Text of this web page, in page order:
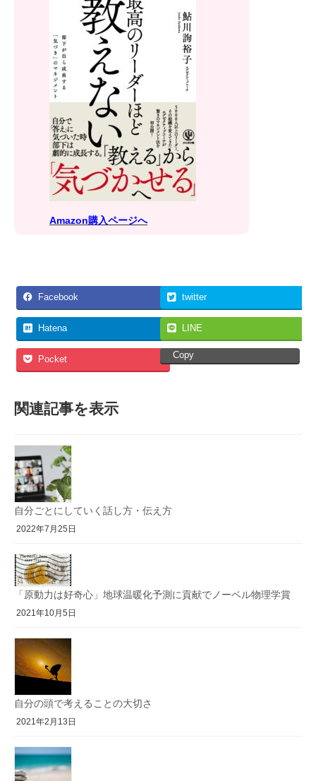
Amazon購入ページへ
Facebook twitter
Hatena LINE
Pocket Copy
関連記事を表示
自分ごとにしていく話し方・伝え方
2022年7月25日
「原動力は好奇心」地球温暖化予測に貢献でノーベル物理学賞
2021年10月5日
自分の頭で考えることの大切さ
2021年2月13日